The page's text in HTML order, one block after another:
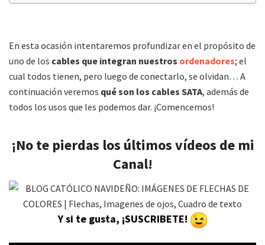
En esta ocasión intentaremos profundizar en el propósito de
uno de los cables que integran nuestros ordenadores; el
cual todos tienen, pero luego de conectarlo, se olvidan… A
continuación veremos qué son los cables SATA, además de
todos los usos que les podemos dar. ¡Comencemos!
¡No te pierdas los últimos vídeos de mi
Canal!
Y si te gusta, ¡SUSCRIBETE!